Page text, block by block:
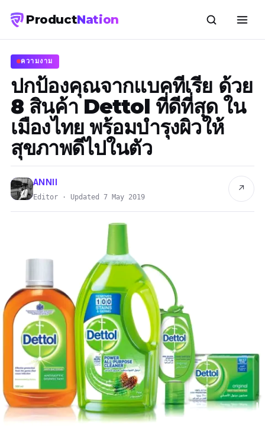
ProductNation
ความงาม
ปกป้องคุณจากแบคทีเรีย ด้วย
8 สินค้า Dettol ที่ดีที่สุด ใน
เมืองไทย พร้อมบำรุงผิวให้
สุขภาพดีไปในตัว
ANNII
Editor · Updated 7 May 2019
↗